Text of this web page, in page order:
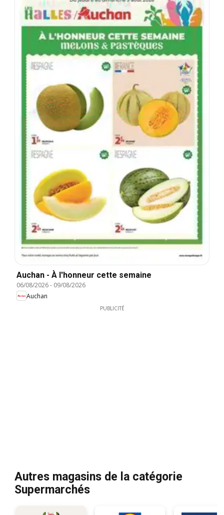
Auchan - À l'honneur cette semaine
06/08/2026- 09/08/2026
Auchan
PUBLICITÉ
Autres magasins de la catégorie
Supermarchés